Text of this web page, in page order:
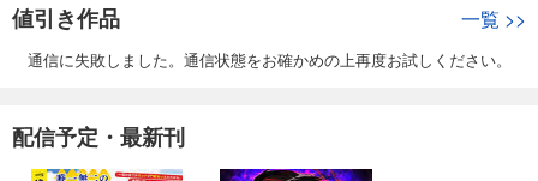
値引き作品 一覧 >>
通信に失敗しました。通信状態をお確かめの上再度お試しください。
配信予定・最新刊